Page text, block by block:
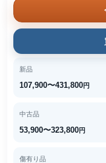
新品
107,900〜431,800円
中古品
53,900〜323,800円
傷有り品